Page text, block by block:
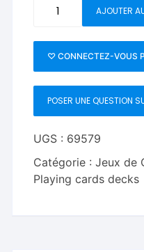
pack
for
Butterfly
Playing
Cards
Marked
and
Gold)
AJOUTER
♡ CONNECTEZ-VOUS
POSER UNE QUESTION
UGS : 69579
Catégorie :Jeux de
Playing cards decks